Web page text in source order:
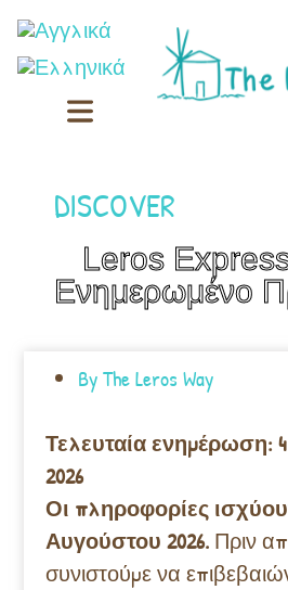
DISCOVER
Leros
Ενημερωμένο
ByThe Leros Way
Τελευταία ενημέρωση:
2026
Οι πληροφορίες
Αυγούστου 2026. Πριν
συνιστούμε να